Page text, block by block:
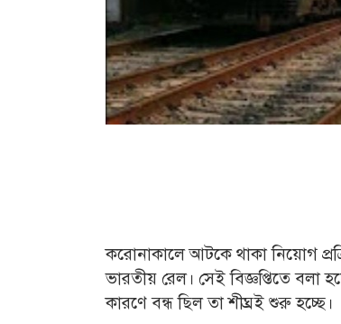
করোনাকালে আটকে থাকা নিয়োগ
ভারতীয় রেল। সেই বিজ্ঞপ্তিতে বলা
কারণে বন্ধ ছিল তা শীঘ্রই শুরু হচ্ছে।